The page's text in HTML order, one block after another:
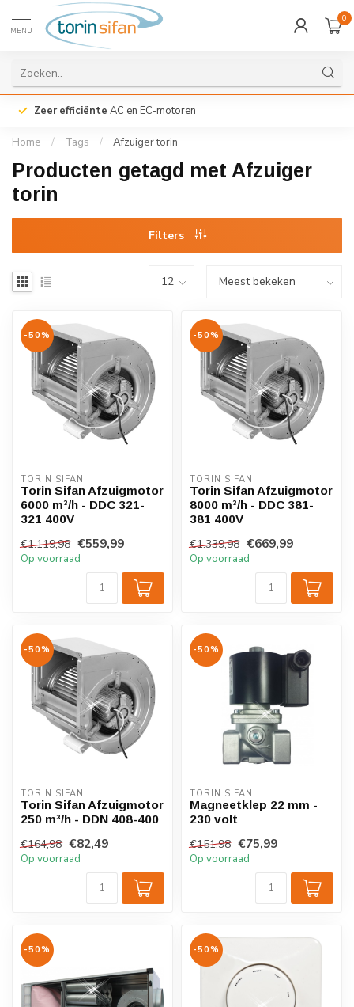
MENU
0
Zeer efficiënte AC en EC-motoren
Home / Tags / Afzuiger torin
Producten getagd met Afzuiger
torin
Filters
-50%
TORIN SIFAN
Torin Sifan Afzuigmotor
6000 m³/h - DDC 321-
321 400V
€1.119,98 €559,99
Op voorraad
-50%
TORIN SIFAN
Torin Sifan Afzuigmotor
8000 m³/h - DDC 381-
381 400V
€1.339,98 €669,99
Op voorraad
-50%
TORIN SIFAN
Torin Sifan Afzuigmotor
250 m³/h - DDN 408-400
€164,98 €82,49
Op voorraad
-50%
TORIN SIFAN
Magneetklep 22 mm -
230 volt
€151,98 €75,99
Op voorraad
-50% -50%